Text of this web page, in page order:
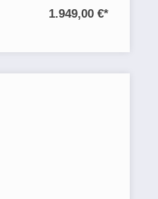
1.949,00 €*